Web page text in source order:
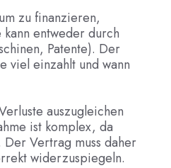
zu finanzieren,
entweder durch
Patente). Der
viel einzahlt und wann
auszugleichen
ist komplex, da
Vertrag muss daher
widerzuspiegeln.